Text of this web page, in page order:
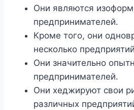
Они являются
предпринимателей.
Кроме того, они
несколько
Они значительно
предпринимателей.
Они хеджируют свои
различных